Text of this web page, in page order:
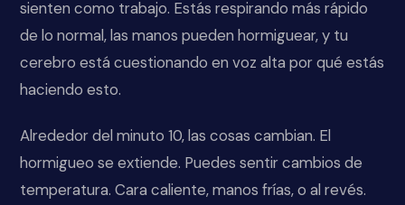
sienten como trabajo. Estás respirando más rápido
de lo normal, las manos pueden hormiguear, y tu
cerebro está cuestionando en voz alta por qué estás
haciendo esto.
Alrededor del minuto 10, las cosas cambian. El
hormigueo se extiende. Puedes sentir cambios de
temperatura. Cara caliente, manos frías, o al revés.